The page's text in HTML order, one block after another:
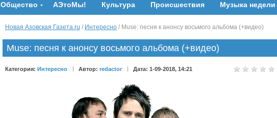
Общество АЭтоМы! Культура Происшествия Музыка недели
Новая Азовская Газета.ru / Интересно / Muse: песня к анонсу восьмого альбома (+видео)
Muse: песня к анонсу восьмого альбома (+видео)
Категория: Интересно Автор: redactor Дата: 1-09-2018, 14:21